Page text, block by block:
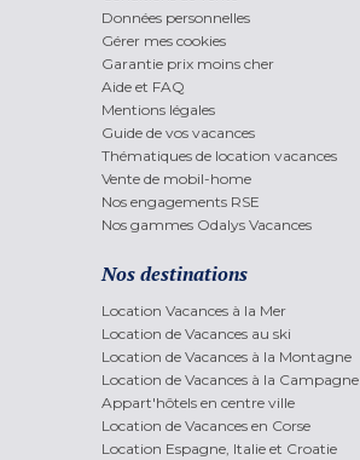
Données personnelles
Gérer mes cookies
Garantie prix moins cher
Aide et FAQ
Mentions légales
Guide de vos vacances
Thématiques de location vacances
Vente de mobil-home
Nos engagements RSE
Nos gammes Odalys Vacances
Nos destinations
Location Vacances à la Mer
Location de Vacances au ski
Location de Vacances à la Montagne
Location de Vacances à la Campagne
Appart'hôtels en centre ville
Location de Vacances en Corse
Location Espagne, Italie et Croatie